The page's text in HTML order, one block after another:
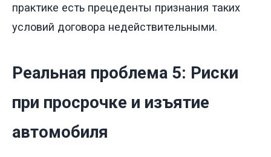
практике есть прецеденты признания таких
условий договора недействительными.
Реальная проблема 5: Риски
при просрочке и изъятие
автомобиля